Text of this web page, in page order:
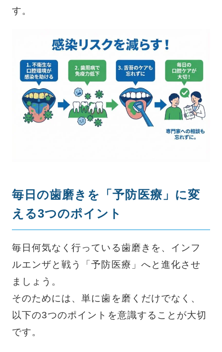
す。
毎日の歯磨きを「予防医療」に変
える3つのポイント
毎日何気なく行っている歯磨きを、インフ
ルエンザと戦う「予防医療」へと進化させ
ましょう。
そのためには、単に歯を磨くだけでなく、
以下の3つのポイントを意識することが大切
です。